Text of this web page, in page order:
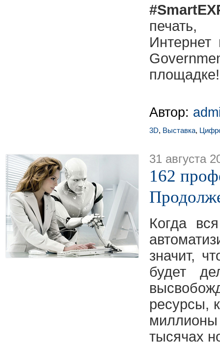
площадке!
Автор:
3D, Выставка,
31 августа
162
Когда
значит,
будет
ресурсы,
тысячах